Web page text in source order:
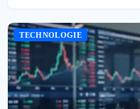
TECHNOLOGIE